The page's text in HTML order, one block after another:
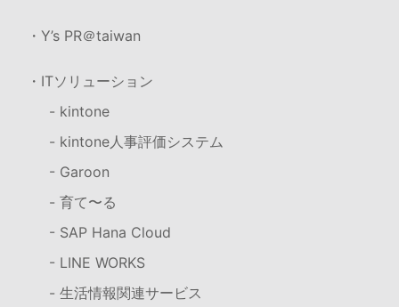
・Y’s PR＠taiwan
・ITソリューション
- kintone
- kintone人事評価システム
- Garoon
- 育て〜る
- SAP Hana Cloud
- LINE WORKS
- 生活情報関連サービス